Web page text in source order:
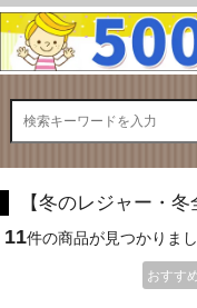
【冬のレジャー・
11件の商品が見つかりま
おすす